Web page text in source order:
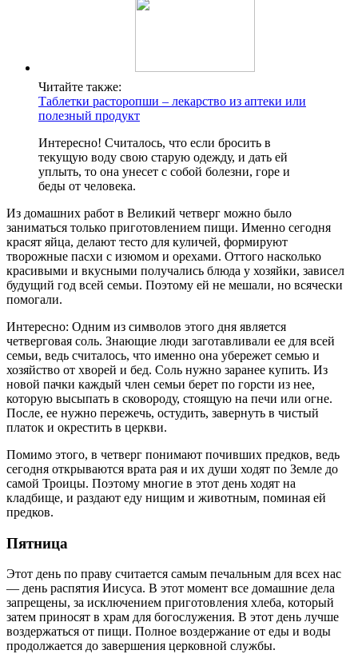
Читайте также:
Таблетки расторопши – лекарство из аптеки или
полезный продукт
Интересно! Считалось, что если бросить в
текущую воду свою старую одежду, и дать ей
уплыть, то она унесет с собой болезни, горе и
беды от человека.
Из домашних работ в Великий четверг можно было
заниматься только приготовлением пищи. Именно сегодня
красят яйца, делают тесто для куличей, формируют
творожные пасхи с изюмом и орехами. Оттого насколько
красивыми и вкусными получались блюда у хозяйки, зависел
будущий год всей семьи. Поэтому ей не мешали, но всячески
помогали.
Интересно: Одним из символов этого дня является
четверговая соль. Знающие люди заготавливали ее для всей
семьи, ведь считалось, что именно она убережет семью и
хозяйство от хворей и бед. Соль нужно заранее купить. Из
новой пачки каждый член семьи берет по горсти из нее,
которую высыпать в сковороду, стоящую на печи или огне.
После, ее нужно пережечь, остудить, завернуть в чистый
платок и окрестить в церкви.
Помимо этого, в четверг понимают почивших предков, ведь
сегодня открываются врата рая и их души ходят по Земле до
самой Троицы. Поэтому многие в этот день ходят на
кладбище, и раздают еду нищим и животным, поминая ей
предков.
Пятница
Этот день по праву считается самым печальным для всех нас
— день распятия Иисуса. В этот момент все домашние дела
запрещены, за исключением приготовления хлеба, который
затем приносят в храм для богослужения. В этот день лучше
воздержаться от пищи. Полное воздержание от еды и воды
продолжается до завершения церковной службы.